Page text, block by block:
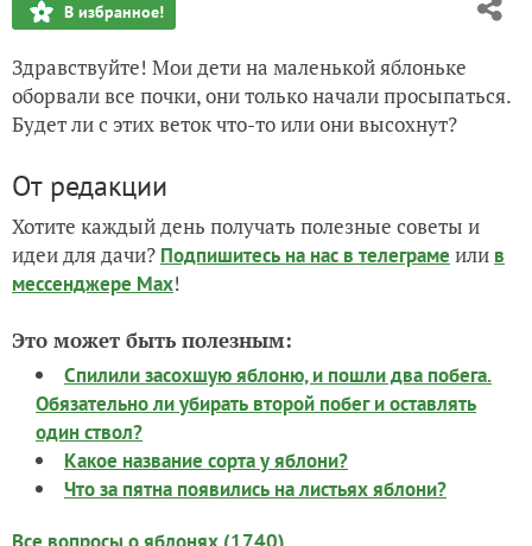
В избранное!
Здравствуйте! Мои дети на маленькой яблоньке
оборвали все почки, они только начали просыпаться.
Будет ли с этих веток что-то или они высохнут?
От редакции
Хотите каждый день получать полезные советы и
идеи для дачи? Подпишитесь на нас в телеграме или в
мессенджере Max!
Это может быть полезным:
Спилили засохшую яблоню, и пошли два побега.
Обязательно ли убирать второй побег и оставлять
один ствол?
Какое название сорта у яблони?
Что за пятна появились на листьях яблони?